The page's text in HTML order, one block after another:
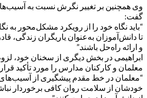
وی همچنین بر تغییر نگرش نسبت به
گفت:
“باید نگاه خود را از رویکرد مشکل‌محور به
تا دانش‌آموزان به‌عنوان یاریگران زندگی،
و ارائه راه‌حل باشند.”
ابراهیمی در بخش دیگری از سخنان خود،
معلمان و کارکنان مدارس را مورد تأکید قرار
“معلمان در خط مقدم پیشگیری از آسیب‌های
خودشان از سلامت روان کافی برخوردار